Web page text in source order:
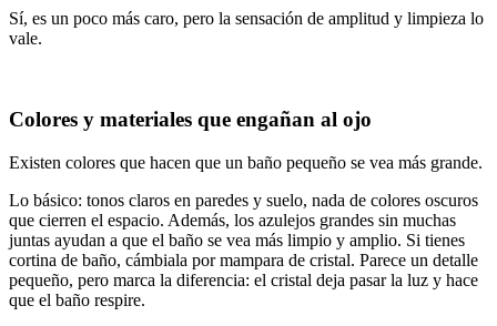
Sí, es un poco más caro, pero la sensación de amplitud y limpieza lo
vale.
Colores y materiales que engañan al ojo
Existen colores que hacen que un baño pequeño se vea más grande.
Lo básico: tonos claros en paredes y suelo, nada de colores oscuros
que cierren el espacio. Además, los azulejos grandes sin muchas
juntas ayudan a que el baño se vea más limpio y amplio. Si tienes
cortina de baño, cámbiala por mampara de cristal. Parece un detalle
pequeño, pero marca la diferencia: el cristal deja pasar la luz y hace
que el baño respire.